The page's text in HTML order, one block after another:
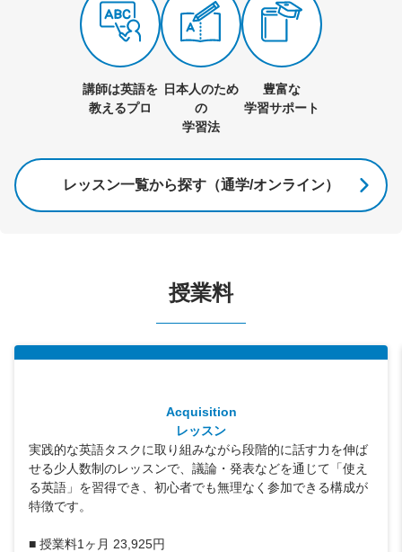
講師は英語を
教えるプロ
日本人のため
の
学習法
豊富な
学習サポート
レッスン一覧から探す（通学/オンライン）
授業料
Acquisition
レッスン
実践的な英語タスクに取り組みながら段階的に話す力を伸ば
せる少人数制のレッスンで、議論・発表などを通じて「使え
る英語」を習得でき、初心者でも無理なく参加できる構成が
特徴です。
■ 授業料1ヶ月 23,925円